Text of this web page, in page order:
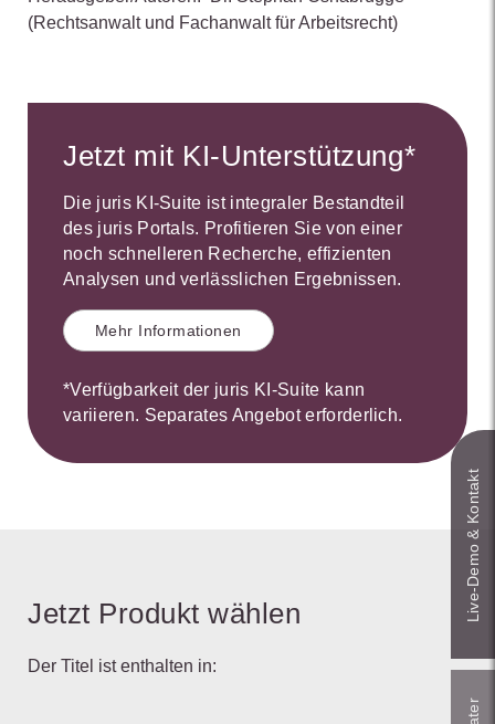
(Rechtsanwalt und Fachanwalt für Arbeitsrecht)
Jetzt mit KI-Unterstützung*
Die juris KI-Suite ist integraler Bestandteil
des juris Portals. Profitieren Sie von einer
noch schnelleren Recherche, effizienten
Analysen und verlässlichen Ergebnissen.
Mehr Informationen
*Verfügbarkeit der juris KI-Suite kann
variieren. Separates Angebot erforderlich.
Jetzt Produkt wählen
Der Titel ist enthalten in:
Live‑Demo & Kontakt